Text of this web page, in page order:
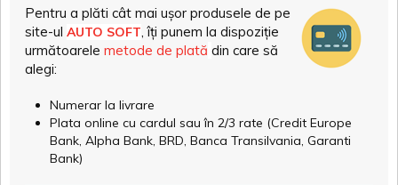
Pentru a plăti cât mai ușor produsele de pe
site-ul AUTO SOFT, îți punem la dispoziție
următoarele metode de plată din care să
alegi:
Numerar la livrare
Plata online cu cardul sau în 2/3 rate (Credit Europe
Bank, Alpha Bank, BRD, Banca Transilvania, Garanti
Bank)